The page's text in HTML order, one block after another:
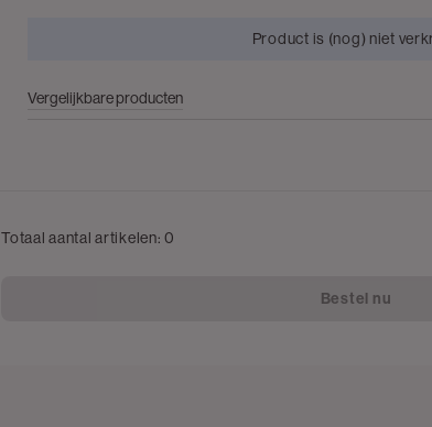
Product is (nog) niet
Vergelijkbare producten
Totaal aantal artikelen:0
Bestel nu